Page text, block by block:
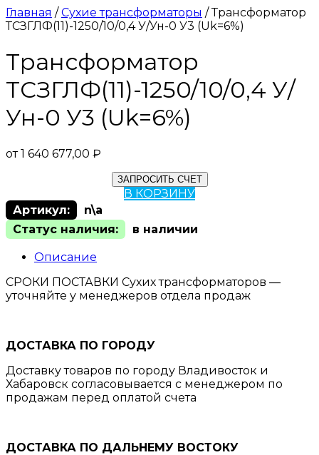
Главная /Сухие трансформаторы / Трансформатор
ТСЗГЛФ(11)-1250/10/0,4 У/Ун-0 У3 (Uk=6%)
Трансформатор
ТСЗГЛФ(11)-1250/10/0,4 У/
Ун-0 У3 (Uk=6%)
от1 640 677,00 ₽
ЗАПРОСИТЬ СЧЕТ
В КОРЗИНУ
Артикул:
n\a
Статус наличия:
в наличии
Описание
СРОКИ ПОСТАВКИ Сухих трансформаторов —
уточняйте у менеджеров отдела продаж
ДОСТАВКА ПО ГОРОДУ
Доставку товаров по городу Владивосток и
Хабаровск согласовывается с менеджером по
продажам перед оплатой счета
ДОСТАВКА ПО ДАЛЬНЕМУ ВОСТОКУ